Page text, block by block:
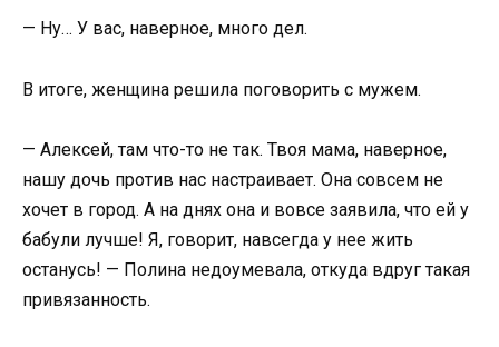
— Ну… У вас, наверное, много дел.
В итоге, женщина решила поговорить с мужем.
— Алексей, там что-то не так. Твоя мама, наверное,
нашу дочь против нас настраивает. Она совсем не
хочет в город. А на днях она и вовсе заявила, что ей у
бабули лучше! Я, говорит, навсегда у нее жить
останусь! — Полина недоумевала, откуда вдруг такая
привязанность.